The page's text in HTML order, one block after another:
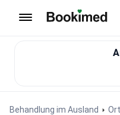
Behandlung im Ausland